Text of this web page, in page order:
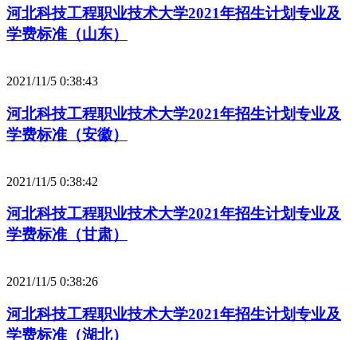
河北科技工程职业技术大学2021年招生计划专业及
学费标准（山东）
2021/11/5 0:38:43
河北科技工程职业技术大学2021年招生计划专业及
学费标准（安徽）
2021/11/5 0:38:42
河北科技工程职业技术大学2021年招生计划专业及
学费标准（甘肃）
2021/11/5 0:38:26
河北科技工程职业技术大学2021年招生计划专业及
学费标准（湖北）